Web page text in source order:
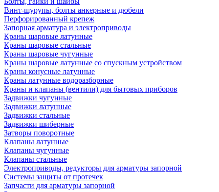
Винт-шурупы, болты анкерные и дюбели
Перфорированный крепеж
Запорная арматура и электроприводы
Краны шаровые латунные
Краны шаровые стальные
Краны шаровые чугунные
Краны шаровые латунные со спускным устройством
Краны конусные латунные
Краны латунные водоразборные
Краны и клапаны (вентили) для бытовых приборов
Задвижки чугунные
Задвижки латунные
Задвижки стальные
Задвижки шиберные
Затворы поворотные
Клапаны латунные
Клапаны чугунные
Клапаны стальные
Электроприводы, редукторы для арматуры запорной
Системы защиты от протечек
Запчасти для арматуры запорной